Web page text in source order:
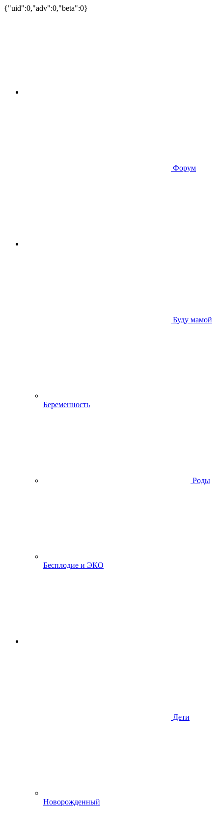
{"uid":0,"adv":0,"beta":0}
Форум
Буду мамой
Беременность
Роды
Бесплодие и ЭКО
Дети
Новорожденный